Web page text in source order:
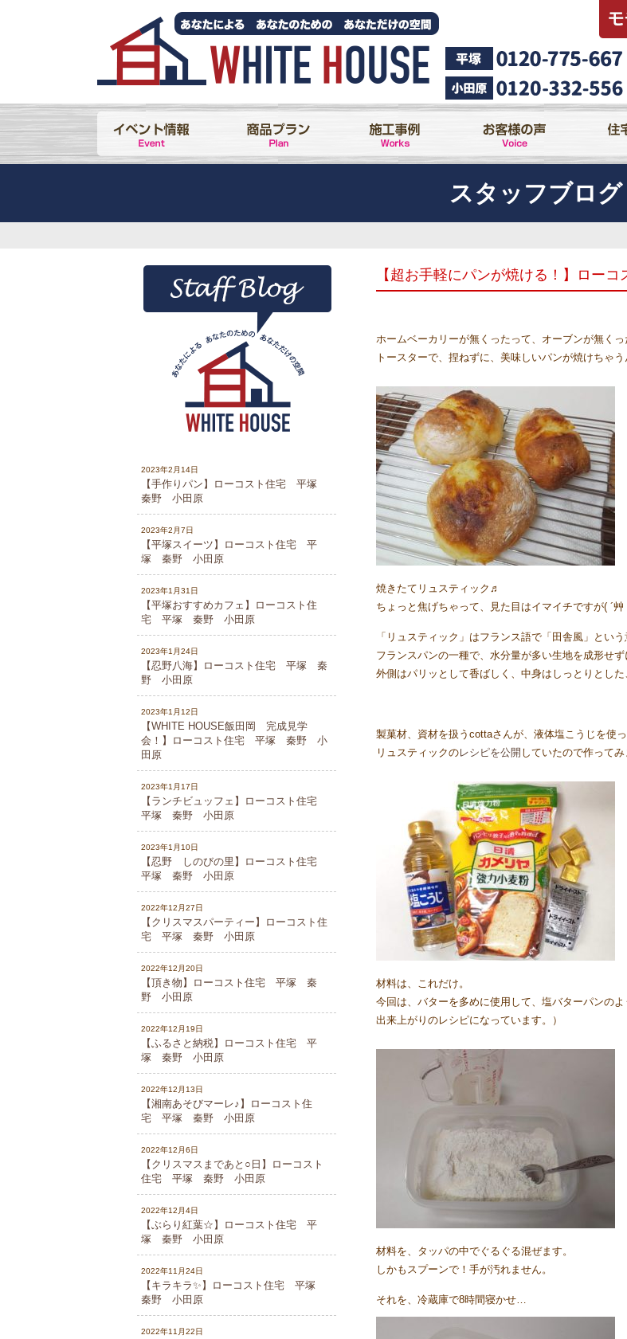
スタッフブログ
【超お手軽にパンが焼ける！】ロ
ホームベーカリーが無くったって、オーブンが無くっ
トースターで、捏ねずに、美味しいパンが焼けちゃう
焼きたてリュスティック♬
ちょっと焦げちゃって、見た目はイマイチですが( ´艸
「リュスティック」はフランス語で「田舎風」という
フランスパンの一種で、水分量が多い生地を成形せず
外側はパリッとして香ばしく、中身はしっとりとした
製菓材、資材を扱うcottaさんが、液体塩こうじを使
リュスティックのレシピを公開 していたので作ってみ
材料は、これだけ。
今回は、バターを多めに使用して、塩バターパンのよ
出来上がりのレシピになっています。）
材料を、タッパの中でぐるぐる混ぜます。
しかもスプーンで！手が汚れません。
それを、冷蔵庫で8時間寝かせ…
2023年2月14日
【手作りパン】ローコスト住宅 平塚
秦野 小田原
2023年2月7日
【平塚スイーツ】ローコスト住宅 平
塚 秦野 小田原
2023年1月31日
【平塚おすすめカフェ】ローコスト住
宅 平塚 秦野 小田原
2023年1月24日
【忍野八海】ローコスト住宅 平塚 秦
野 小田原
2023年1月12日
【WHITE HOUSE飯田岡 完成見学
会！】ローコスト住宅 平塚 秦野 小
田原
2023年1月17日
【ランチビュッフェ】ローコスト住宅
平塚 秦野 小田原
2023年1月10日
【忍野 しのびの里】ローコスト住宅
平塚 秦野 小田原
2022年12月27日
【クリスマスパーティー】ローコスト住
宅 平塚 秦野 小田原
2022年12月20日
【頂き物】ローコスト住宅 平塚 秦
野 小田原
2022年12月19日
【ふるさと納税】ローコスト住宅 平
塚 秦野 小田原
2022年12月13日
【湘南あそびマーレ♪】ローコスト住
宅 平塚 秦野 小田原
2022年12月6日
【クリスマスまであと○日】ローコスト
住宅 平塚 秦野 小田原
2022年12月4日
【ぶらり紅葉☆】ローコスト住宅 平
塚 秦野 小田原
2022年11月24日
【キラキラ✨】ローコスト住宅 平塚
秦野 小田原
2022年11月22日